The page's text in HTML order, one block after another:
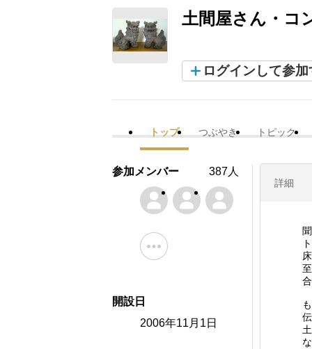
土間屋さん・コ
ログインして参加
トップ つぶやき トピック
詳細
参加メンバー 387人
開設日
2006年11月1日